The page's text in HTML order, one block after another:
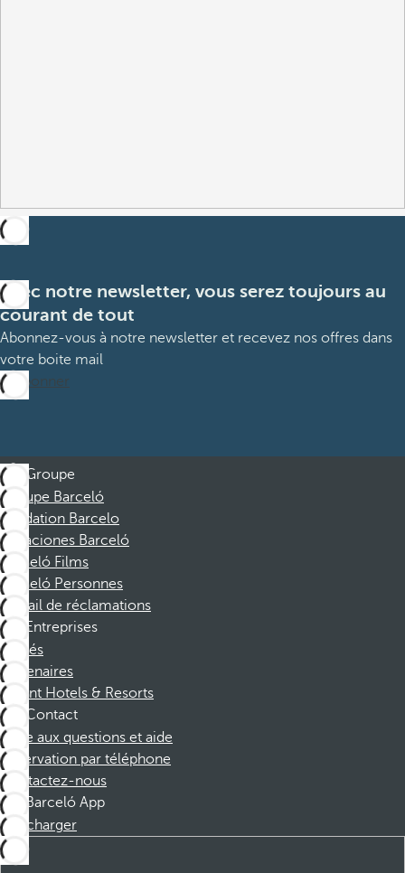
Avec notre newsletter, vous serez toujours au
courant de tout
Abonnez-vous à notre newsletter et recevez nos offres dans
votre boite mail
M’abonner
Groupe
Groupe Barceló
Fondation Barcelo
Vacaciones Barceló
Barceló Films
Barceló Personnes
Portail de réclamations
Entreprises
Affiliés
Partenaires
Dorint Hotels & Resorts
Contact
Foire aux questions et aide
Réservation par téléphone
Contactez-nous
Barceló App
Télécharger